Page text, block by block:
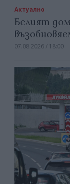
Актуално
Белият
07.08.2026 / 18:00